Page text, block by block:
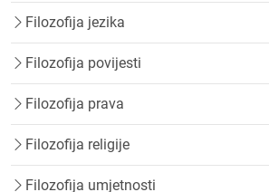
Filozofija jezika
Filozofija povijesti
Filozofija prava
Filozofija religije
Filozofija umjetnosti